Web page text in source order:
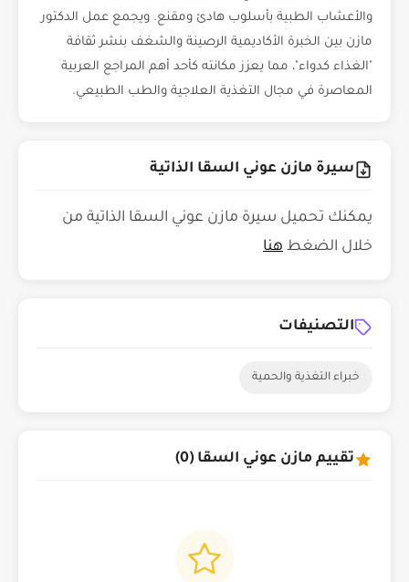
والأعشاب الطبية بأسلوب هادئ ومقنع. ويجمع عمل الدكتور
مازن بين الخبرة الأكاديمية الرصينة والشغف بنشر ثقافة
"الغذاء كدواء"، مما يعزز مكانته كأحد أهم المراجع العربية
المعاصرة في مجال التغذية العلاجية والطب الطبيعي.
سيرة مازن عوني السقا الذاتية
يمكنك تحميل سيرة مازن عوني السقا الذاتية من
خلال الضغط هنا
التصنيفات
خبراء التغذية والحمية
تقييم مازن عوني السقا (0)